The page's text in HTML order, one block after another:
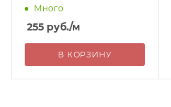
тем,крем/Б Турция 255=
Много
255 руб./м
В КОРЗИНУ